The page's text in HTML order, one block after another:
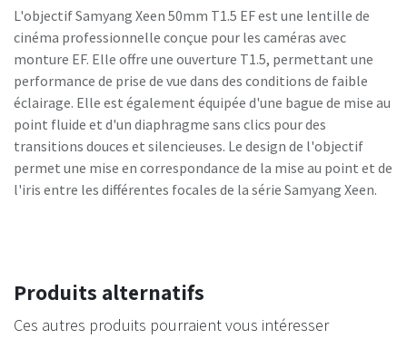
L'objectif Samyang Xeen 50mm T1.5 EF est une lentille de
cinéma professionnelle conçue pour les caméras avec
monture EF. Elle offre une ouverture T1.5, permettant une
performance de prise de vue dans des conditions de faible
éclairage. Elle est également équipée d'une bague de mise au
point fluide et d'un diaphragme sans clics pour des
transitions douces et silencieuses. Le design de l'objectif
permet une mise en correspondance de la mise au point et de
l'iris entre les différentes focales de la série Samyang Xeen.
Produits alternatifs
Ces autres produits pourraient vous intéresser